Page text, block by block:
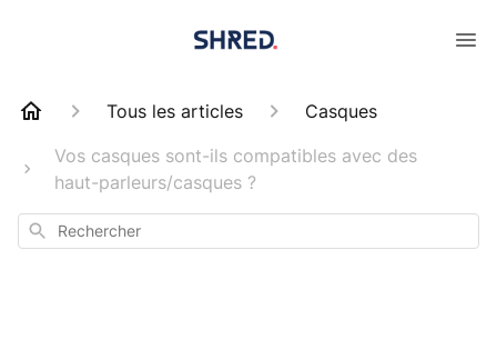
Tous les articles
Casques
Vos casques sont-ils compatibles avec des
haut-parleurs/casques ?
Rechercher